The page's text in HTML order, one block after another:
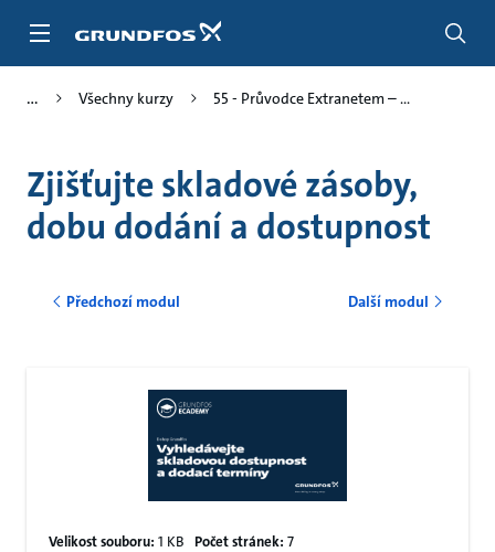
Všechny kurzy 55 - Průvodce Extranetem – ...
Zjišťujte skladové zásoby,
dobu dodání a dostupnost
Předchozí modul Další modul
Velikost souboru: 1 KB Počet stránek: 7